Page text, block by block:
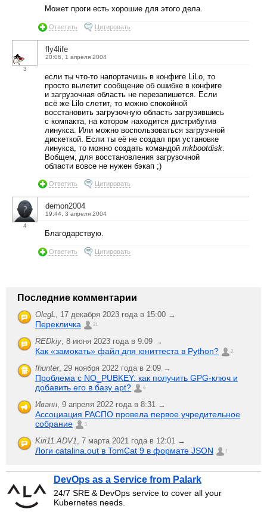
Может проги есть хорошие для этого дела.
Ответить Цитировать
3
fly4life
20:06, 1 апреля 2004
если ты что-то напортачишь в конфиге LiLo, то
просто вылетит сообщение об ошибке в конфиге
и загрузочная область не перезапишется. Если
всё же Lilo слетит, то можно спокойной
восстановить загрузочную область загрузившись
с компакта, на котором находится дистрибутив
линукса. Или можно воспользоваться загрузчной
дискеткой. Если ты её не создал при установке
линукса, то можно создать командой mkbootdisk
Вобщем, для восстановления загрузочной
области вовсе не нужен бэкап ;)
Ответить Цитировать
4
demon2004
19:44, 3 апреля 2004
Благодарствую.
Ответить Цитировать
Последние комментарии
OlegL, 17 декабря 2023 года в 15:00 →
Перекличка 21
REDkiy, 8 июня 2023 года в 9:09 →
Как «замокать» файл для юниттеста в Python? 2
fhunter, 29 ноября 2022 года в 2:09 →
Проблема с NO_PUBKEY: как получить GPG-ключ и
добавить его в базу apt?
6
Иванн, 9 апреля 2022 года в 8:31 →
Ассоциация РАСПО провела первое учредительное
собрание
1
Kiri11.ADV1, 7 марта 2021 года в 12:01 →
Логи catalina.out в TomCat 9 в формате JSON 1
DevOps as a Service from Palark
24/7 SRE & DevOps service to cover all your
Kubernetes needs.